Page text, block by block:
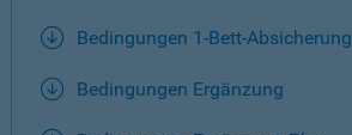
Bedingungen 1-Bett-Absicherung
Bedingungen Ergänzung